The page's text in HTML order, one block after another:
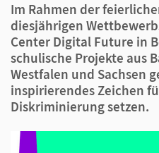
Im Rahmen der
diesjährigen
Center Digital Future in
schulische Projekte aus
Westfalen und Sachsen
inspirierendes Zeichen
Diskriminierung setzen.